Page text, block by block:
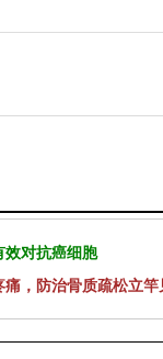
效对抗癌细胞
，防治骨质疏松立竿